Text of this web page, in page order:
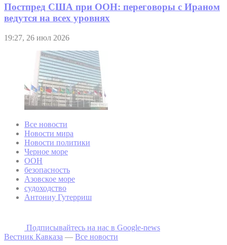
Постпред США при ООН: переговоры с Ираном
ведутся на всех уровнях
19:27, 26 июл 2026
Все новости
Новости мира
Новости политики
Черное море
ООН
безопасность
Азовское море
судоходство
Антониу Гутерриш
Подписывайтесь на наc в Google-news
Вестник Кавказа — Все новости